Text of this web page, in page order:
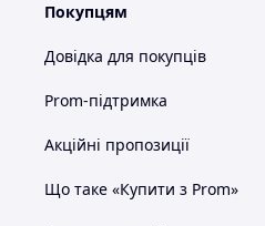
Покупцям
Довідка для покупців
Prom-підтримка
Акційні пропозиції
Що таке «Купити з Prom»